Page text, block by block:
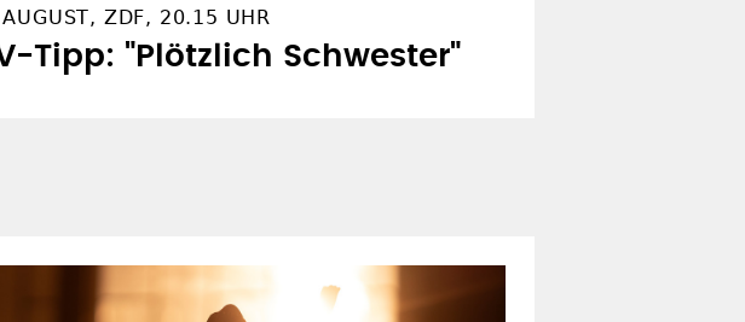
ZDF, 20.15 UHR
Tipp: "Plötzlich Schwester"